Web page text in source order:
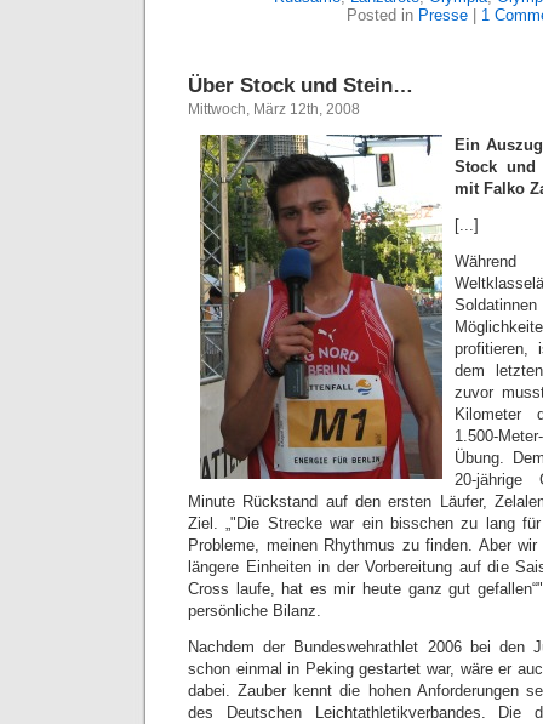
Posted in Presse| 1
Über Stock und Stein…
Mittwoch, März 12th, 2008
Ein
Stock und
mit Falko
[...]
profitieren,
dem
zuvor
Kilometer
1.500-
Übung.
20-
Minute Rückstand auf den ersten Läufer,
Ziel. „ Die Strecke war ein bisschen zu lang
Probleme, meinen Rhythmus zu finden. Aber
längere Einheiten in der Vorbereitung auf die
Cross laufe, hat es mir heute ganz gut gefallen“
persönliche Bilanz.
Nachdem der Bundeswehrathlet 2006 bei den
schon einmal in Peking gestartet war, wäre er
dabei. Zauber kennt die hohen Anforderungen
des Deutschen Leichtathletikverbandes. Die